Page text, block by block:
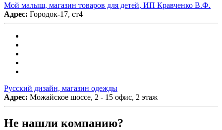
Мой малыш, магазин товаров для детей, ИП Кравченко В.Ф.
Адрес: Городок-17, ст4
Русский дизайн, магазин одежды
Адрес: Можайское шоссе, 2 - 15 офис, 2 этаж
Не нашли компанию?